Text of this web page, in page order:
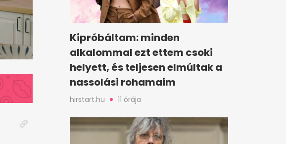
Kipróbáltam: minden
alkalommal ezt ettem csoki
helyett, és teljesen elmúltak a
nassolási rohamaim
hirstart.hu 11 órája